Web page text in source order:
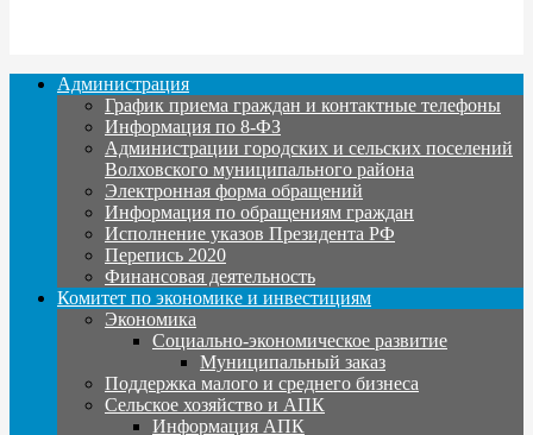
Администрация
График приема граждан и контактные телефоны
Информация по 8-ФЗ
Администрации городских и сельских поселений
Волховского муниципального района
Электронная форма обращений
Информация по обращениям граждан
Исполнение указов Президента РФ
Перепись 2020
Финансовая деятельность
Комитет по экономике и инвестициям
Экономика
Социально-экономическое развитие
Муниципальный заказ
Поддержка малого и среднего бизнеса
Сельское хозяйство и АПК
Информация АПК